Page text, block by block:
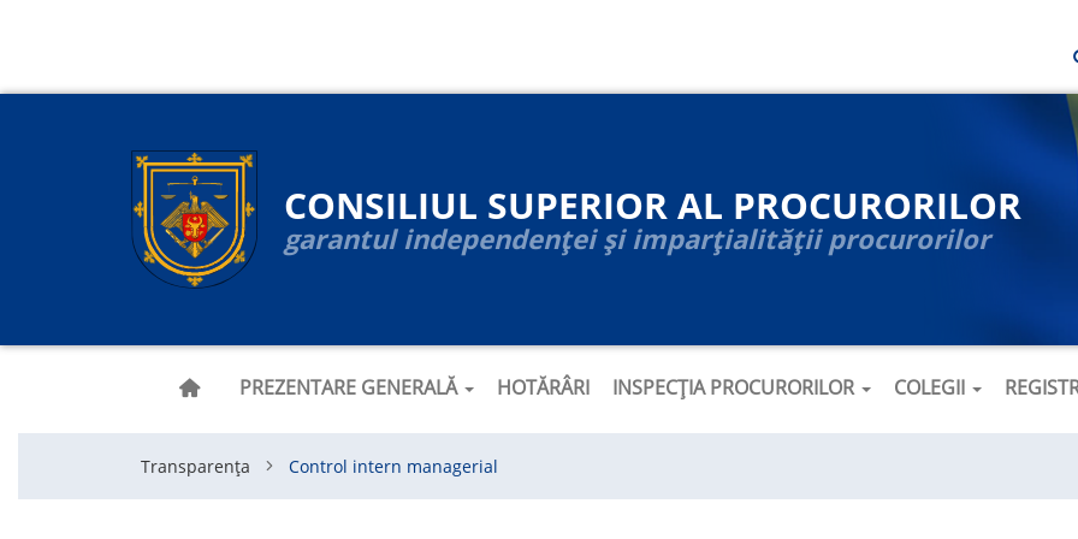
CONSILIUL SUPERIOR AL PROCURORILOR
garantul independenței și imparțialității procurorilor
principală
PREZENTARE GENERALĂ HOTĂRÂRI INSPECȚIA PROCURORILOR COLEGII
Transparența Control intern managerial